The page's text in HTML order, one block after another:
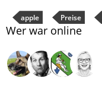
apple Preise
Wer war online